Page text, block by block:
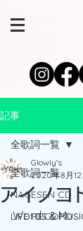
記事
全歌詞一覧
NAGESEN CD
LIFE RECORD
全歌詞一覧
アイノコ
Glowly's
2020年8月12
Words＆